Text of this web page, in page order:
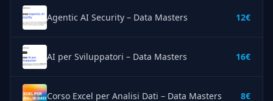
Agentic AI Security – Data Masters 12€
AI per Sviluppatori – Data Masters 16€
Corso Excel per Analisi Dati – Data Masters 8€